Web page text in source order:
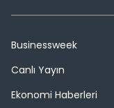
Businessweek
Canlı Yayın
Ekonomi Haberleri